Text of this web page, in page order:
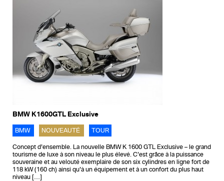
BMW K1600GTL Exclusive
BMW NOUVEAUTÉ TOUR
Concept d’ensemble. La nouvelle BMW K 1600 GTL Exclusive – le grand
tourisme de luxe à son niveau le plus élevé. C’est grâce à la puissance
souveraine et au velouté exemplaire de son six cylindres en ligne fort de
118 kW (160 ch) ainsi qu’à un équipement et à un confort du plus haut
niveau […]